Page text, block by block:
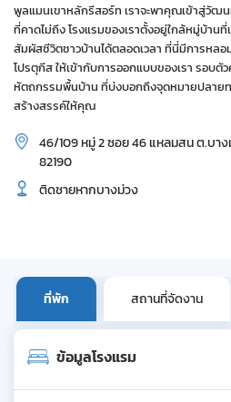
พูลแมนเขาหลักรีสอร์ท เราจะพาคุณเข้าสู่วัฒ
ที่คาดไม่ถึง โรงแรมของเราตั้งอยู่ใกล้หมู่บ้าน
สัมผัสชีวิตชาวบ้านได้ตลอดเวลา ที่นี่มีการหล
โปรตุกีส ให้เข้ากับการออกแบบของเรา รอบ
หัตถกรรมพื้นบ้าน ที่บ่งบอกถึงจุดหมายปลายท
สร้างสรรค์ให้คุณ
46/109 หมู่ 2 ซอย 46 แหลมสน ต.บา
82190
ติดชายหากบางม่วง
ที่พัก สถานที่จัดงาน
ข้อมูลโรงแรม